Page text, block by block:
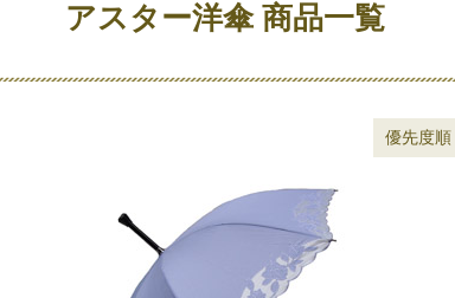
アスター洋傘 商品一覧
優先度順